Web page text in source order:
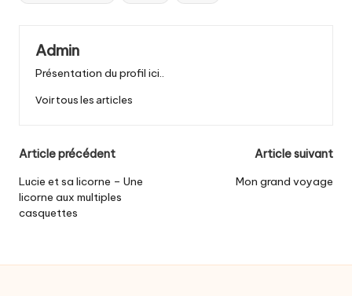
Admin
Présentation du profil ici..
Voir tous les articles
Post
navigation
Article précédent
Lucie et sa licorne – Une
licorne aux multiples
casquettes
Article suivant
Mon grand voyage